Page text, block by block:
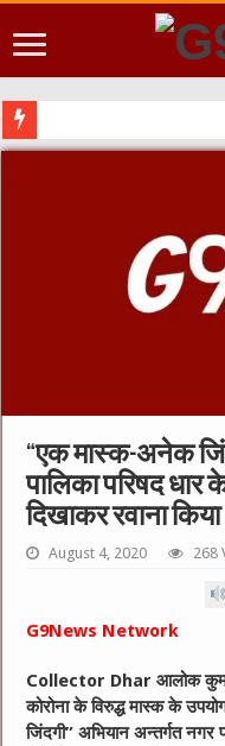
“एक मास्क-अनेक
पालिका परिषद
दिखाकर रवाना
August 4, 2020 268
G9News Network
Collector Dhar आलोक
कोरोना के विरुद्ध मास्क के
जिंदगी” अभियान अन्तर्गत नगर